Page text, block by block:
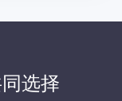
选择